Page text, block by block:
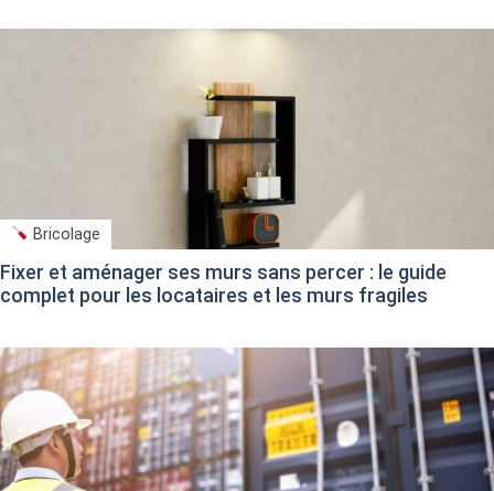
Bricolage
Fixer et aménager ses murs sans percer : le guide
complet pour les locataires et les murs fragiles